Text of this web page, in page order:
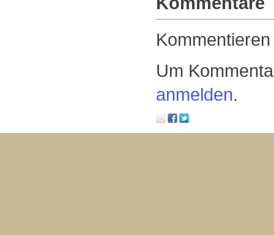
Kommentieren
Um
anmelden.